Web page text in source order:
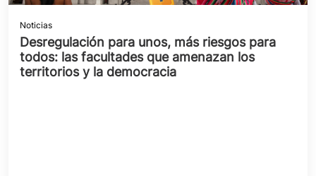
Noticias
Desregulación para unos, más riesgos para
todos: las facultades que amenazan los
territorios y la democracia